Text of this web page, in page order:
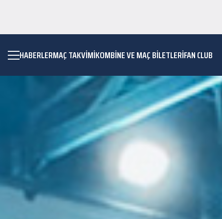
HABERLERMAÇ TAKVIMIKOMBİNE VE MAÇ BİLETLERİFAN CLUB